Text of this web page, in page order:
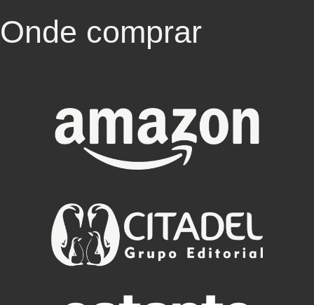
Onde comprar